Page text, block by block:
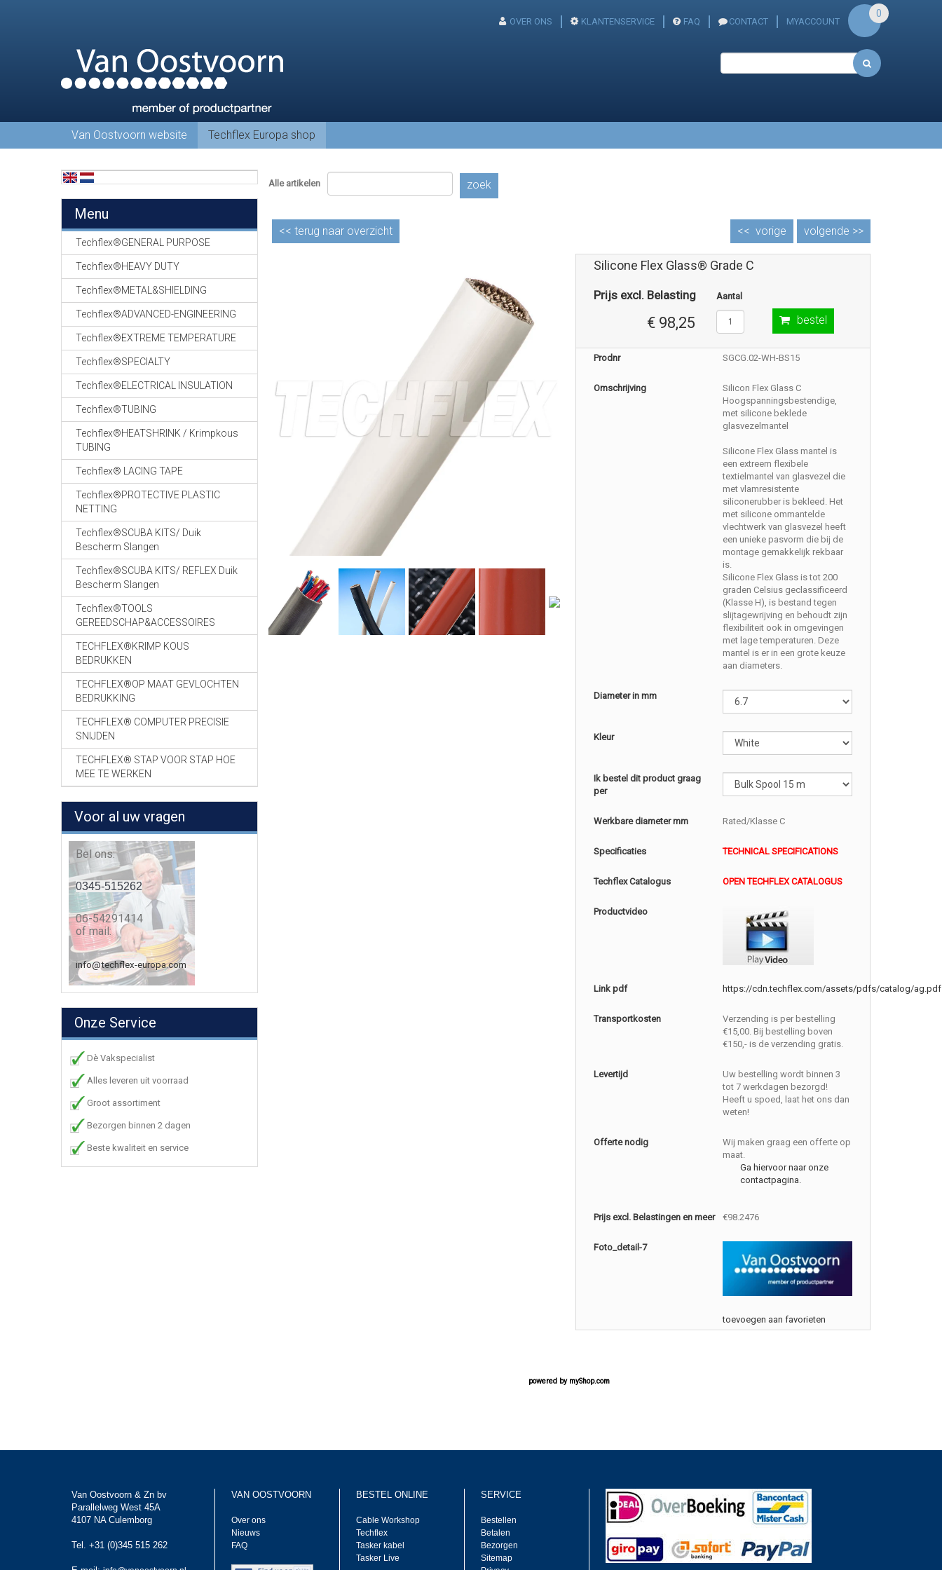
OVER ONS KLANTENSERVICE FAQ CONTACT MYACCOUNT
0
Van Oostvoorn website Techflex Europa shop
Menu
Techflex®GENERAL PURPOSE
Techflex®HEAVY DUTY
Techflex®METAL&SHIELDING
Techflex®ADVANCED-ENGINEERING
Techflex®EXTREME TEMPERATURE
Techflex®SPECIALTY
Techflex®ELECTRICAL INSULATION
Techflex®TUBING
Techflex®HEATSHRINK / Krimpkous
TUBING
Techflex® LACING TAPE
Techflex®PROTECTIVE PLASTIC
NETTING
Techflex®SCUBA KITS/ Duik
Bescherm Slangen
Techflex®SCUBA KITS/ REFLEX Duik
Bescherm Slangen
Techflex®TOOLS
GEREEDSCHAP&ACCESSOIRES
TECHFLEX®KRIMP KOUS
BEDRUKKEN
TECHFLEX®OP MAAT GEVLOCHTEN
BEDRUKKING
TECHFLEX® COMPUTER PRECISIE
SNIJDEN
TECHFLEX® STAP VOOR STAP HOE
MEE TE WERKEN
Voor al uw vragen
Bel ons:
0345-515262
06-54291414
of mail:
info@techflex-europa.com
Onze Service
Dè Vakspecialist
Alles leveren uit voorraad
Groot assortiment
Bezorgen binnen 2 dagen
Beste kwaliteit en service
Alle artikelen zoek
<< terug naar overzicht volgende >>
<< vorige
Silicone Flex Glass® Grade C
Prijs excl. Belasting
€ 98,25
Aantal
bestel
Prodnr SGCG.02-WH-BS15
Omschrijving
Silicon Flex Glass C
Hoogspanningsbestendige,
met silicone beklede
glasvezelmantel
Silicone Flex Glass mantel is
een extreem flexibele
textielmantel van glasvezel die
met vlamresistente
siliconerubber is bekleed. Het
met silicone ommantelde
vlechtwerk van glasvezel heeft
een unieke pasvorm die bij de
montage gemakkelijk rekbaar
is.
Silicone Flex Glass is tot 200
graden Celsius geclassificeerd
(Klasse H), is bestand tegen
slijtagewrijving en behoudt zijn
flexibiliteit ook in omgevingen
met lage temperaturen. Deze
mantel is er in een grote keuze
aan diameters.
Diameter in mm
Kleur
Ik bestel dit product graag
per
Werkbare diameter mm Rated/Klasse C
Specificaties TECHNICAL SPECIFICATIONS
Techflex Catalogus OPEN TECHFLEX CATALOGUS
Productvideo
Link pdf https://cdn.techflex.com/assets/pdfs/catalog/ag.pdf
Transportkosten
Verzending is per bestelling
€15,00. Bij bestelling boven
€150,- is de verzending gratis.
Levertijd
Uw bestelling wordt binnen 3
tot 7 werkdagen bezorgd!
Heeft u spoed, laat het ons dan
weten!
Offerte nodig
Wij maken graag een offerte op
maat.
Ga hiervoor naar onze
contactpagina.
Prijs excl. Belastingen en meer €98.2476
Foto_detail-7
toevoegen aan favorieten
powered by myShop.com
Van Oostvoorn & Zn bv
Parallelweg West 45A
4107 NA Culemborg
Tel. +31 (0)345 515 262
VAN OOSTVOORN
Over ons
Nieuws
FAQ
BESTEL ONLINE
Cable Workshop
Techflex
Tasker kabel
Tasker Live
SERVICE
Bestellen
Betalen
Bezorgen
Sitemap